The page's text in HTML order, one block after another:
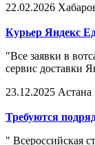
22.02.2026
Курьер Яндекс
"Все заявки в
сервис доставки
23.12.2025 Астана
Требуются
" Всероссийская